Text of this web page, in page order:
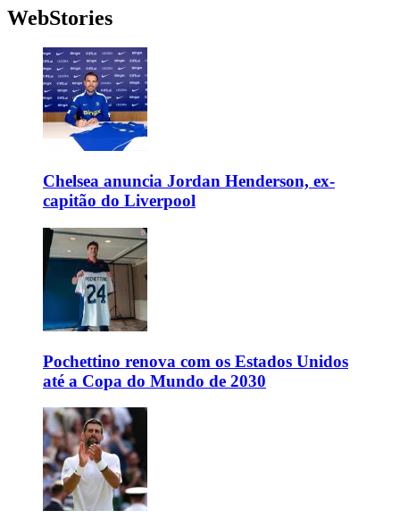
WebStories
Chelsea anuncia Jordan Henderson, ex-
capitão do Liverpool
Pochettino renova com os Estados Unidos
até a Copa do Mundo de 2030